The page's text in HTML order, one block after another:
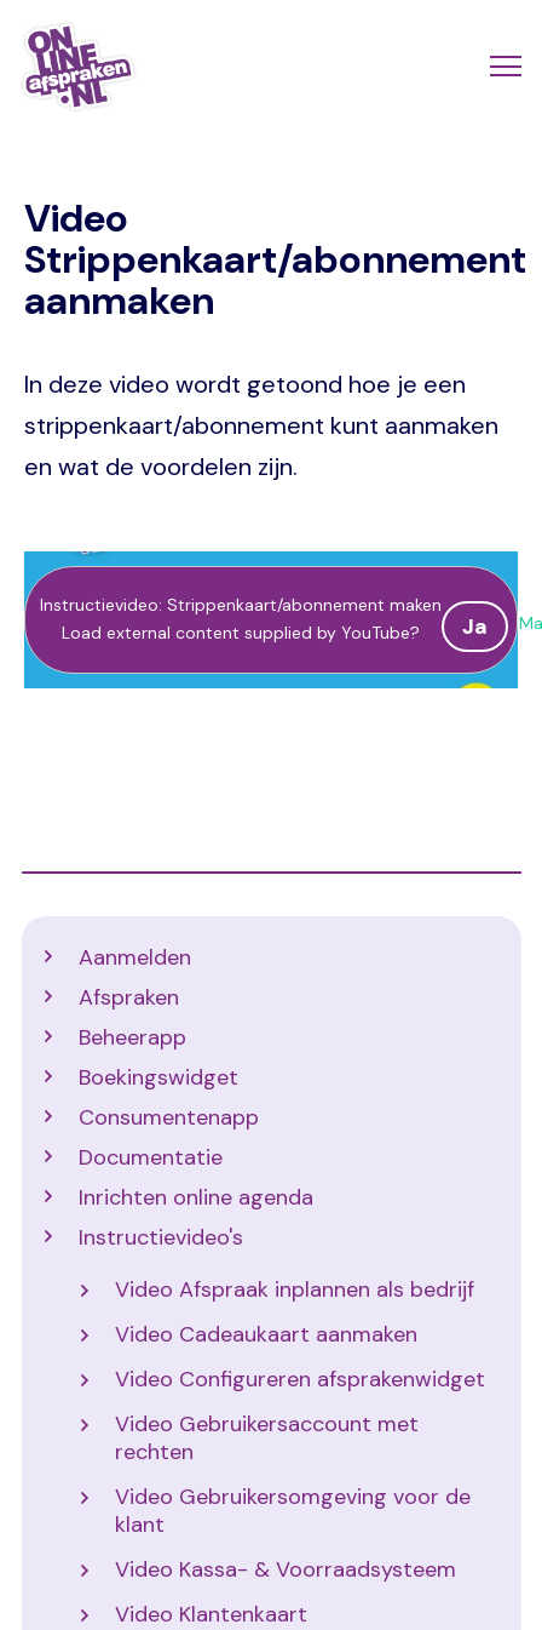
Naar
hoofdinhoud
Video
Strippenkaart/abonnement
aanmaken
In deze video wordt getoond hoe je een
strippenkaart/abonnement kunt aanmaken
en wat de voordelen zijn.
Instructievideo: Strippenkaart/abonnement maken
Load external content supplied by YouTube? Ja
Aanmelden
Afspraken
Beheerapp
Boekingswidget
Consumentenapp
Documentatie
Inrichten online agenda
Instructievideo's
Video Afspraak inplannen als bedrijf
Video Cadeaukaart aanmaken
Video Configureren afsprakenwidget
Video Gebruikersaccount met
rechten
Video Gebruikersomgeving voor de
klant
Video Kassa- & Voorraadsysteem
Video Klantenkaart